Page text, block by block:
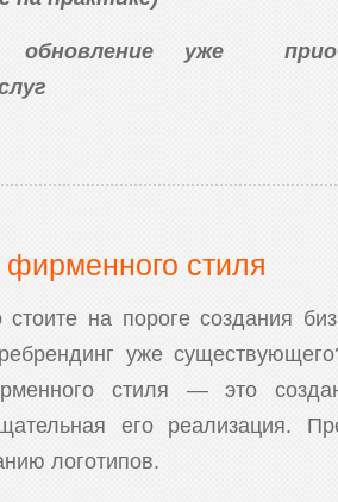
обновление уже
фирменного стиля
стоите на пороге создания
уже
стиля — это
его реализация.
логотипов.